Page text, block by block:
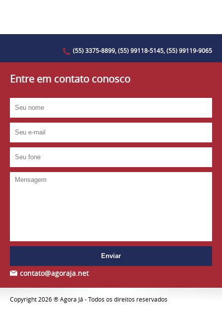
(55) 3375-8899, (55) 99118-5145, (55) 99119-9065
Entre em contato conosco
contato@agoraja.net
Copyright 2026 ® Agora Já - Todos os direitos reservados